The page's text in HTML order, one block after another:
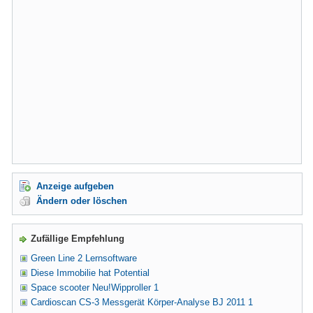
Anzeige aufgeben
Ändern oder löschen
Zufällige Empfehlung
Green Line 2 Lernsoftware
Diese Immobilie hat Potential
Space scooter Neu!Wipproller 1
Cardioscan CS-3 Messgerät Körper-Analyse BJ 2011 1